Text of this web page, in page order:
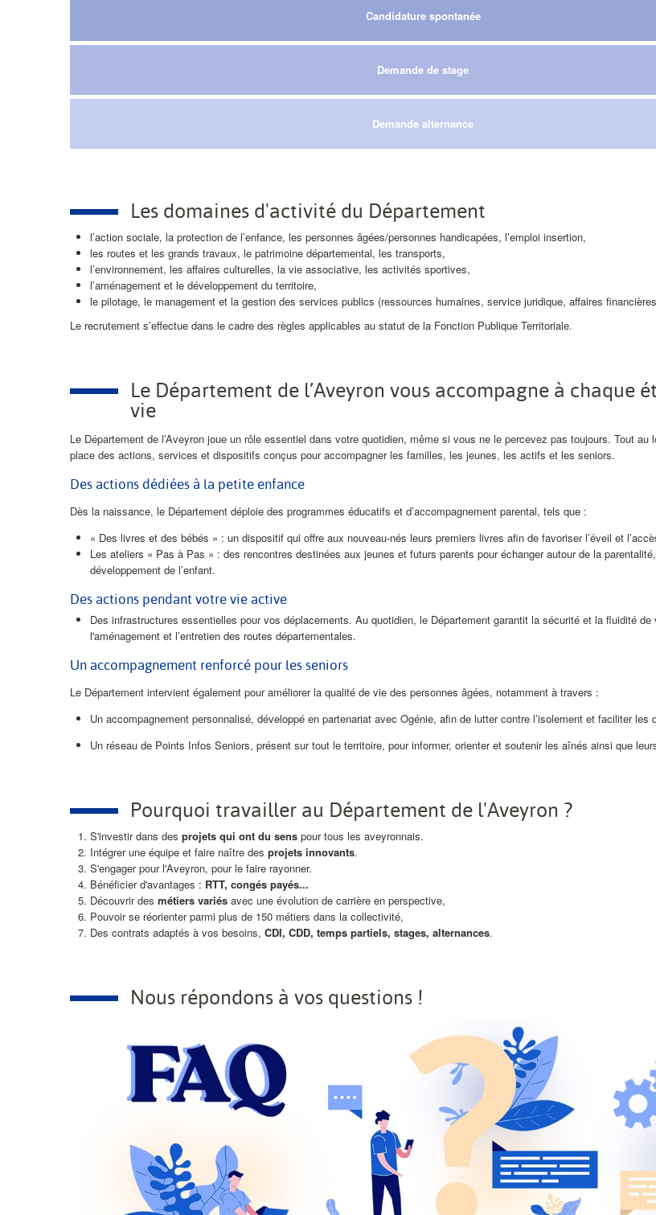
Candidature spontanée
Demande de stage
Demande alternance
Les domaines d'activité du Département
l’action sociale, la protection de l’enfance, les personnes âgées/personnes handicapées, l’emploi insertion,
les routes et les grands travaux, le patrimoine départemental, les transports,
l’environnement, les affaires culturelles, la vie associative, les activités sportives,
l’aménagement et le développement du territoire,
le pilotage, le management et la gestion des services publics (ressources humaines, service juridique, affaires
Le recrutement s’effectue dans le cadre des règles applicables au statut de la Fonction Publique Territoriale.
Le Département de l’Aveyron vous accompagne à chaque
vie
Le Département de l’Aveyron joue un rôle essentiel dans votre quotidien, même si vous ne le percevez pas toujours. Tout
place des actions, services et dispositifs conçus pour accompagner les familles, les jeunes, les actifs et les seniors.
Des actions dédiées à la petite enfance
Dès la naissance, le Département déploie des programmes éducatifs et d’accompagnement parental, tels que :
« Des livres et des bébés » : un dispositif qui offre aux nouveau-nés leurs premiers livres afin de favoriser l’éveil et
Les ateliers « Pas à Pas » : des rencontres destinées aux jeunes et futurs parents pour échanger autour de la
développement de l’enfant.
Des actions pendant votre vie active
Des infrastructures essentielles pour vos déplacements. Au quotidien, le Département garantit la sécurité et la fluidité
l'aménagement et l’entretien des routes départementales.
Un accompagnement renforcé pour les seniors
Le Département intervient également pour améliorer la qualité de vie des personnes âgées, notamment à travers :
Un accompagnement personnalisé, développé en partenariat avec Ogénie, afin de lutter contre l’isolement et faciliter les
Un réseau de Points Infos Seniors, présent sur tout le territoire, pour informer, orienter et soutenir les aînés ainsi que
Pourquoi travailler au Département de l'Aveyron ?
S'investir dans des projets qui ont du sens pour tous les aveyronnais.
Intégrer une équipe et faire naître des projets innovants.
S'engager pour l'Aveyron, pour le faire rayonner.
Bénéficier d'avantages : RTT, congés payés...
Découvrir des métiers variés avec une évolution de carrière en perspective,
Pouvoir se réorienter parmi plus de 150 métiers dans la collectivité,
Des contrats adaptés à vos besoins, CDI, CDD, temps partiels, stages, alternances.
Nous répondons à vos questions !